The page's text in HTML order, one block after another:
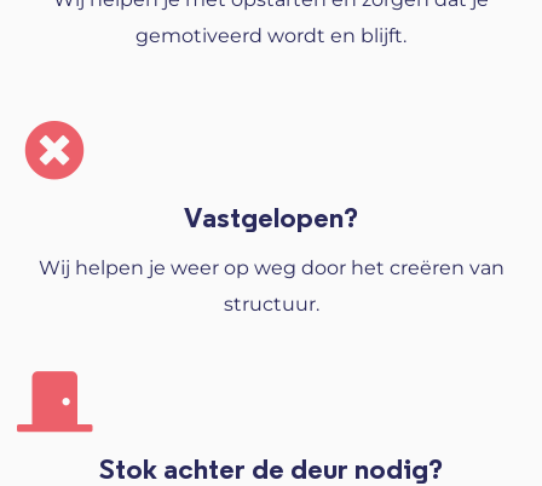
gemotiveerd wordt en blijft.
Vastgelopen?
Wij helpen je weer op weg door het creëren van
structuur.
Stok achter de deur nodig?